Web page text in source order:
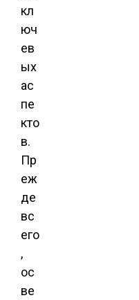
кл
юч
ев
ых
ас
пе
кто
в.
Пр
еж
де
вс
его
,
ос
ве